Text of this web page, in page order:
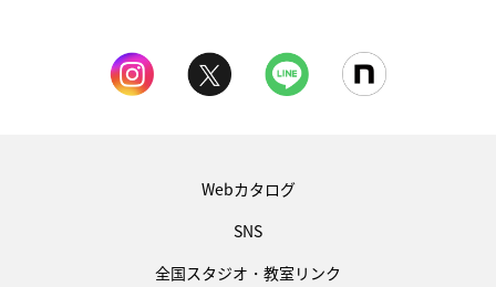
Webカタログ
SNS
全国スタジオ・教室リンク